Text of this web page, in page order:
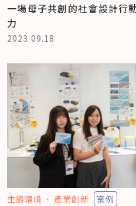
一場母子共創的社會設計行
力
2023.09.18
生態環境 產業創新 案例